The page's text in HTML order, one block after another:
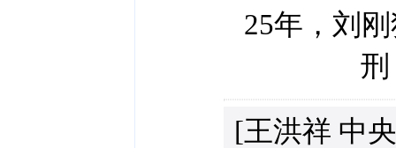
25年，刘
[王洪祥 中